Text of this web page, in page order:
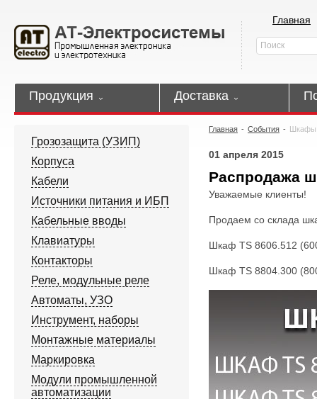
Главная
Продукция Доставка
Грозозащита (УЗИП)
Корпуса
Кабели
Источники питания и ИБП
Кабельные вводы
Клавиатуры
Контакторы
Реле, модульные реле
Автоматы, УЗО
Инструмент, наборы
Монтажные материалы
Маркировка
Модули промышленной
автоматизации
Главная - События - Шкафы
01 апреля 2015
Распродажа
Уважаемые клиенты!
Продаем со склада
Шкаф TS 8606.512
Шкаф TS 8804.300